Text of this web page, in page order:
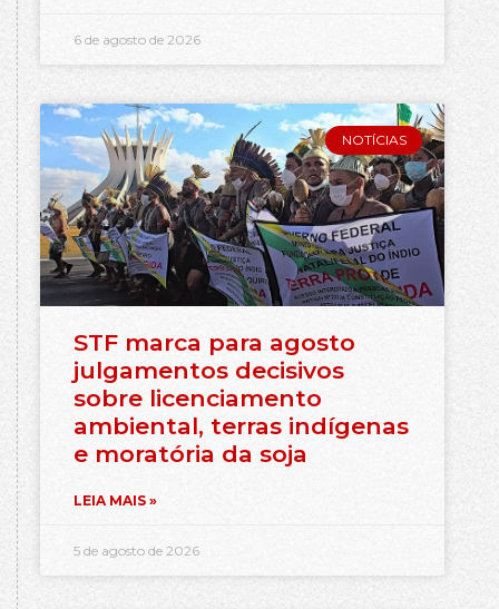
6 de agosto de 2026
NOTÍCIAS
STF marca para agosto
julgamentos decisivos
sobre licenciamento
ambiental, terras indígenas
e moratória da soja
LEIA MAIS »
5 de agosto de 2026